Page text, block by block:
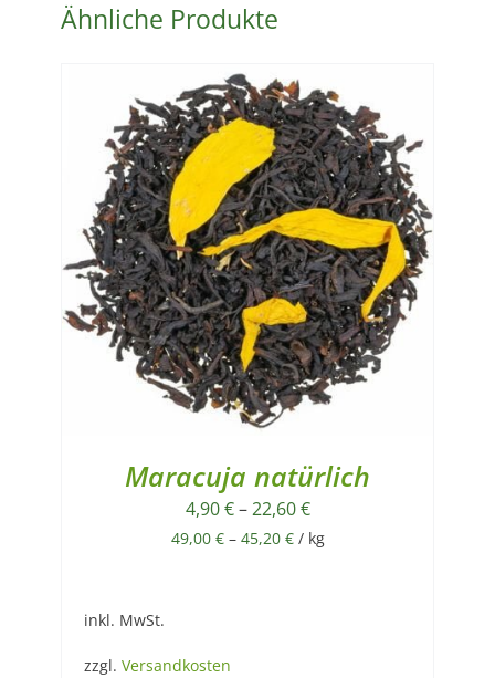
Ähnliche Produkte
Maracuja natürlich
4,90€–22,60€
49,00 €– 45,20 €/ kg
inkl. MwSt.
zzgl. Versandkosten